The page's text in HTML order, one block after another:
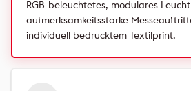
RGB-beleuchtetes, modulares
aufmerksamkeitsstarke
individuell bedrucktem Textilprint.